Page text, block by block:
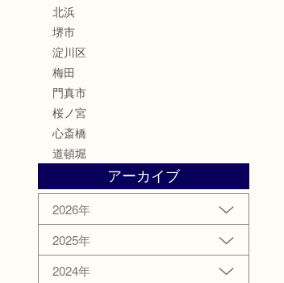
北浜
堺市
淀川区
梅田
門真市
桜ノ宮
心斎橋
道頓堀
アーカイブ
2026年
2025年
2024年